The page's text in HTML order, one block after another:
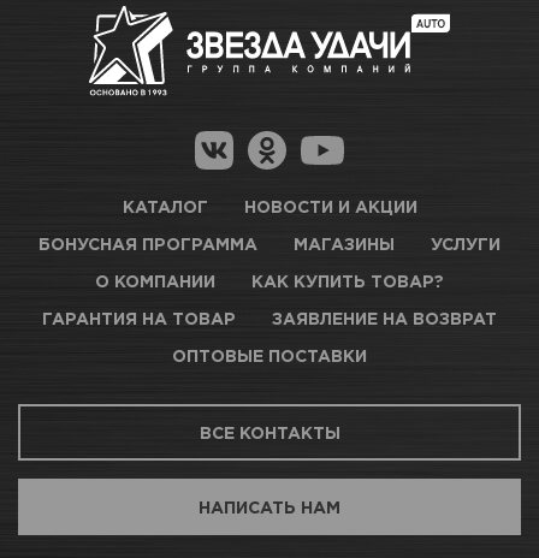
Достаточно
Новосибирск, Петухова, 27/3
КАРТА ПРОЕЗДА И КОНТАКТЫ
Новосибирск, Богдана Хмельницкого, 1/1
Как купить товар?
Гарантия на товар
Магазины для получения товара
Оптовые поставки
КАТАЛОГ НОВОСТИ И АКЦИИ
БОНУСНАЯ ПРОГРАММА МАГАЗИНЫ УСЛУГИ
О КОМПАНИИ КАК КУПИТЬ ТОВАР?
ГАРАНТИЯ НА ТОВАР ЗАЯВЛЕНИЕ НА ВОЗВРАТ
ОПТОВЫЕ ПОСТАВКИ
ВСЕ КОНТАКТЫ
НАПИСАТЬ НАМ